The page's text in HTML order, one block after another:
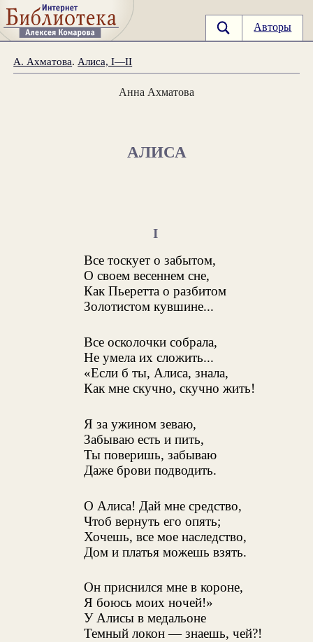
Авторы
А. Ахматова. Алиса, I—II
Анна Ахматова
АЛИСА
I
Все тоскует о забытом,
О своем весеннем сне,
Как Пьеретта о разбитом
Золотистом кувшине...
Все осколочки собрала,
Не умела их сложить...
«Если б ты, Алиса, знала,
Как мне скучно, скучно жить!
Я за ужином зеваю,
Забываю есть и пить,
Ты поверишь, забываю
Даже брови подводить.
О Алиса! Дай мне средство,
Чтоб вернуть его опять;
Хочешь, все мое наследство,
Дом и платья можешь взять.
Он приснился мне в короне,
Я боюсь моих ночей!»
У Алисы в медальоне
Темный локон — знаешь, чей?!